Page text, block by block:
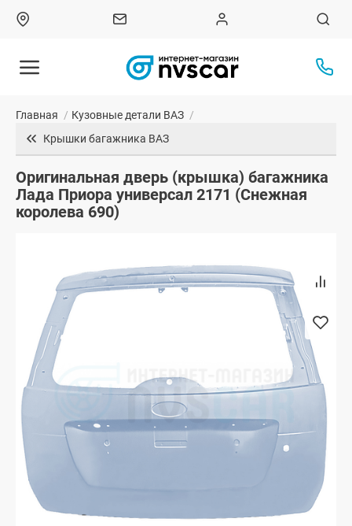
Главная / Кузовные детали ВАЗ /
Крышки багажника ВАЗ
Оригинальная дверь (крышка) багажника
Лада Приора универсал 2171 (Снежная
королева 690)